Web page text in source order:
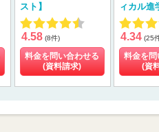
スト】
4.58 (8件)
料金を問い合わせる
(資料請求)
ィカル進
4.34 (25
料金を問
(資